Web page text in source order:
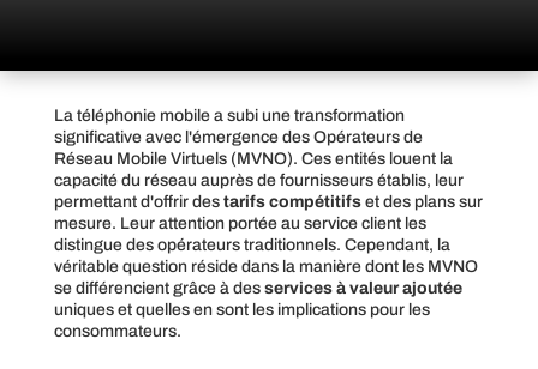
La téléphonie mobile a subi une transformation
significative avec l'émergence des Opérateurs de
Réseau Mobile Virtuels (MVNO). Ces entités louent la
capacité du réseau auprès de fournisseurs établis, leur
permettant d'offrir des tarifs compétitifset des plans sur
mesure. Leur attention portée au service client les
distingue des opérateurs traditionnels. Cependant, la
véritable question réside dans la manière dont les MVNO
se différencient grâce à des services à valeur ajoutée
uniques et quelles en sont les implications pour les
consommateurs.